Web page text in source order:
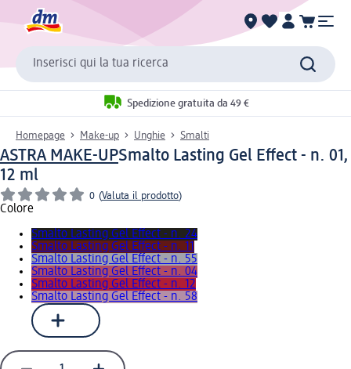
Inserisci qui la tua ricerca
Spedizione gratuita da 49 €
Homepage Make-up Unghie Smalti
ASTRA MAKE-UPSmalto Lasting Gel Effect - n. 01,
12 ml
0 (Valuta il prodotto)
Colore
Smalto Lasting Gel Effect - n. 24
Smalto Lasting Gel Effect - n. 11
Smalto Lasting Gel Effect - n. 55
Smalto Lasting Gel Effect - n. 04
Smalto Lasting Gel Effect - n. 12
Smalto Lasting Gel Effect - n. 58